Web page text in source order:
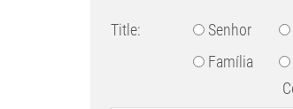
Title: Senhor
Família